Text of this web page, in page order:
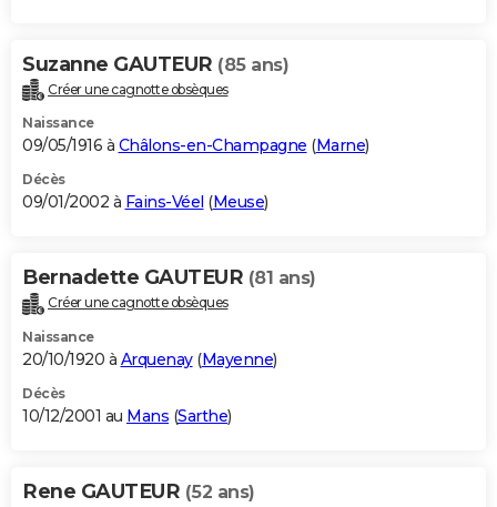
Suzanne GAUTEUR (85 ans)
Créer une cagnotte obsèques
Naissance
09/05/1916 à Châlons-en-Champagne (Marne)
Décès
09/01/2002 à Fains-Véel (Meuse)
Bernadette GAUTEUR (81 ans)
Créer une cagnotte obsèques
Naissance
20/10/1920 à Arquenay(Mayenne)
Décès
10/12/2001 au Mans (Sarthe)
Rene GAUTEUR (52 ans)